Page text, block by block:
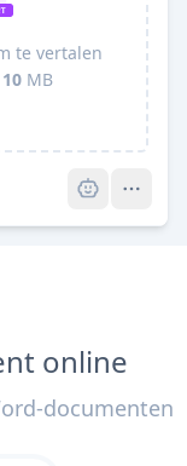
te vertalen
10 MB
online
documenten